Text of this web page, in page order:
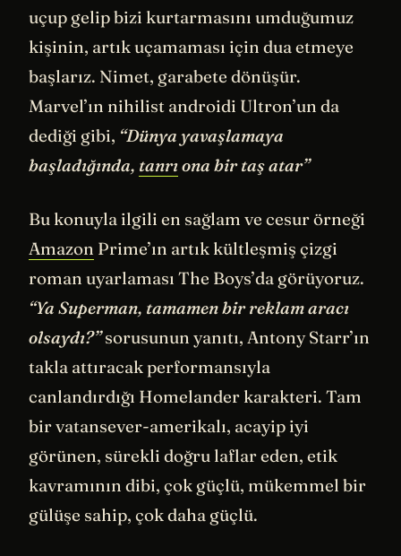
uçup gelip bizi kurtarmasını umduğumuz
kişinin, artık uçamaması için dua etmeye
başlarız. Nimet, garabete dönüşür.
Marvel’ın nihilist androidi Ultron’un da
dediği gibi, “Dünya yavaşlamaya
başladığında, tanrıona bir taş atar”
Bu konuyla ilgili en sağlam ve cesur örneği
Amazon Prime’ın artık kültleşmiş çizgi
roman uyarlaması The Boys’da görüyoruz.
“Ya Superman, tamamen bir reklam aracı
olsaydı?”sorusunun yanıtı, Antony Starr’ın
takla attıracak performansıyla
canlandırdığı Homelander karakteri. Tam
bir vatansever-amerikalı, acayip iyi
görünen, sürekli doğru laflar eden, etik
kavramının dibi, çok güçlü, mükemmel bir
gülüşe sahip, çok daha güçlü.